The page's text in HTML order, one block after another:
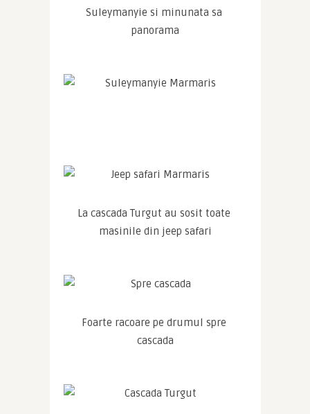
Suleymanyie si minunata sa
panorama
La cascada Turgut au sosit toate
masinile din jeep safari
Foarte racoare pe drumul spre
cascada